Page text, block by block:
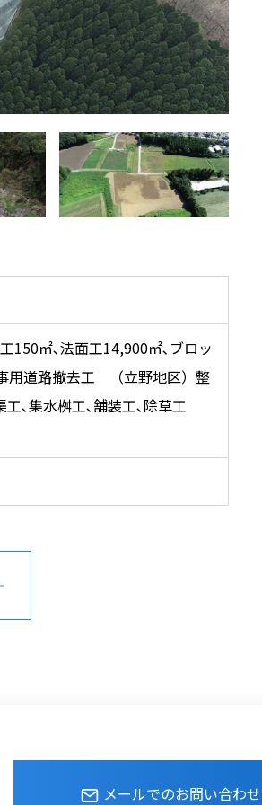
150㎡､法面工14,900㎡､ブロッ
用道路撤去工 （立野地区）整
､集水桝工､舗装工､除草工
メールでのお問い合わせ